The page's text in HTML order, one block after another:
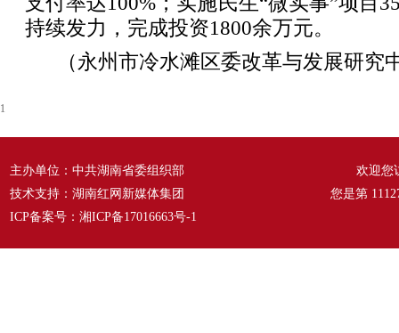
持续发力，完成投资1800余万元。
（永州市冷水滩区委改革与发展研究
1
主办单位：中共湖南省委组织部
技术支持：湖南红网新媒体集团
ICP备案号： 湘ICP备17016663号-1
欢迎您
您是第